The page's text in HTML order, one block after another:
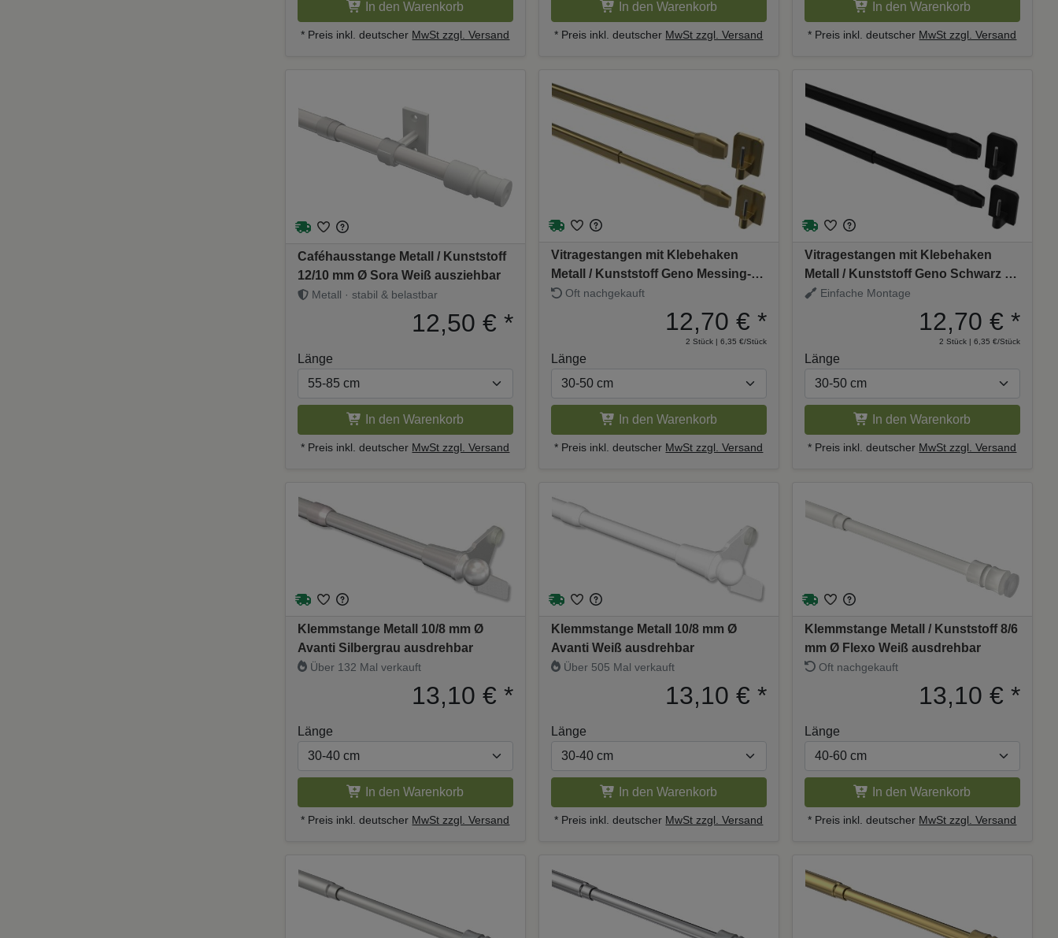
In den Warenkorb
* Preis inkl. deutscher MwSt zzgl. Versand
In den Warenkorb
* Preis inkl. deutscher MwSt zzgl. Versand
In den Warenkorb
* Preis inkl. deutscher MwSt zzgl. Versand
Caféhausstange Metall / Kunststoff
12/10 mm Ø Sora Weiß ausziehbar
Metall · stabil & belastbar
12,50 € *
Länge
In den Warenkorb
* Preis inkl. deutscher MwSt zzgl. Versand
Vitragestangen mit Klebehaken
Metall / Kunststoff Geno Messing-
farbig (2 Stück) ausziehbar
Oft nachgekauft
12,70 € *
2 Stück | 6,35 €/Stück
Länge
In den Warenkorb
* Preis inkl. deutscher MwSt zzgl. Versand
Vitragestangen mit Klebehaken
Metall / Kunststoff Geno Schwarz (2
Stück) ausziehbar
Einfache Montage
12,70 € *
2 Stück | 6,35 €/Stück
Länge
In den Warenkorb
* Preis inkl. deutscher MwSt zzgl. Versand
Klemmstange Metall 10/8 mm Ø
Avanti Silbergrau ausdrehbar
Über 132 Mal verkauft
13,10 € *
Länge
In den Warenkorb
* Preis inkl. deutscher MwSt zzgl. Versand
Klemmstange Metall 10/8 mm Ø
Avanti Weiß ausdrehbar
Über 505 Mal verkauft
13,10 € *
Länge
In den Warenkorb
* Preis inkl. deutscher MwSt zzgl. Versand
Klemmstange Metall / Kunststoff 8/6
mm Ø Flexo Weiß ausdrehbar
Oft nachgekauft
13,10 € *
Länge
In den Warenkorb
* Preis inkl. deutscher MwSt zzgl. Versand